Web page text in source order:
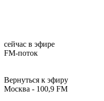
сейчас в эфире
FM-поток
Вернуться к эфиру
Москва - 100,9 FM